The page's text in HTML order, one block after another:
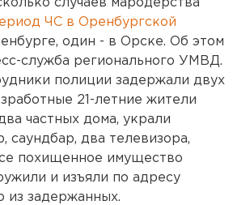
случаев мародерства
ЧС в Оренбургской
один - в Орске. Об этом
служба регионального УМВД.
полиции задержали двух
21-летние жители
частных дома, украли
саундбар, два телевизора,
похищенное имущество
и изъяли по адресу
из задержанных.